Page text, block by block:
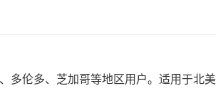
多伦多、芝加哥等地区用户。适用于北美